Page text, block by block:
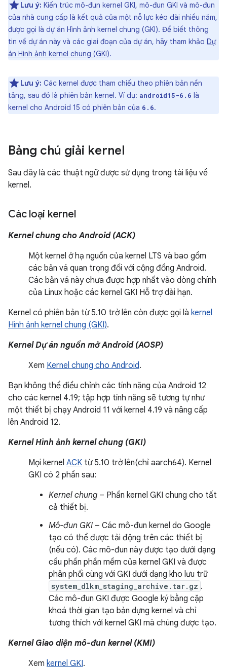
Lưu ý: Kiến trúc mô-đun kernel GKI, mô-đun GKI và mô-đun
của nhà cung cấp là kết quả của một nỗ lực kéo dài nhiều năm,
được gọi là dự án Hình ảnh kernel chung (GKI). Để biết thông
tin về dự án này và các giai đoạn của dự án, hãy tham khảo Dự
án Hình ảnh kernel chung (GKI).
Lưu ý: Các kernel được tham chiếu theo phiên bản nền
tảng, sau đó là phiên bản kernel. Ví dụ: android15-6.6 là
kernel cho Android 15 có phiên bản của 6.6.
Bảng chú giải kernel
Sau đây là các thuật ngữ được sử dụng trong tài liệu về
kernel.
Các loại kernel
Kernel chung cho Android (ACK)
Một kernel ở hạ nguồn của kernel LTS và bao gồm
các bản vá quan trọng đối với cộng đồng Android.
Các bản vá này chưa được hợp nhất vào dòng chính
của Linux hoặc các kernel GKI Hỗ trợ dài hạn.
Kernel có phiên bản từ 5.10 trở lên còn được gọi là kernel
Hình ảnh kernel chung (GKI).
Kernel Dự án nguồn mở Android (AOSP)
Xem Kernel chung cho Android.
Bạn không thể điều chỉnh các tính năng của Android 12
cho các kernel 4.19; tập hợp tính năng sẽ tương tự như
một thiết bị chạy Android 11 với kernel 4.19 và nâng cấp
lên Android 12.
Kernel Hình ảnh kernel chung (GKI)
Mọi kernel ACK từ 5.10 trở lên(chỉ aarch64). Kernel
GKI có 2 phần sau:
Kernel chung – Phần kernel GKI chung cho tất
cả thiết bị.
Mô-đun GKI – Các mô-đun kernel do Google
tạo có thể được tải động trên các thiết bị
(nếu có). Các mô-đun này được tạo dưới dạng
cấu phần phần mềm của kernel GKI và được
phân phối cùng với GKI dưới dạng kho lưu trữ
system_dlkm_staging_archive.tar.gz .
Các mô-đun GKI được Google ký bằng cặp
khoá thời gian tạo bản dựng kernel và chỉ
tương thích với kernel GKI mà chúng được tạo.
Kernel Giao diện mô-đun kernel (KMI)
Xem kernel GKI.